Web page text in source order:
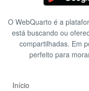
O WebQuarto é a
está buscando ou
compartilhadas. Em
perfeito para
Início